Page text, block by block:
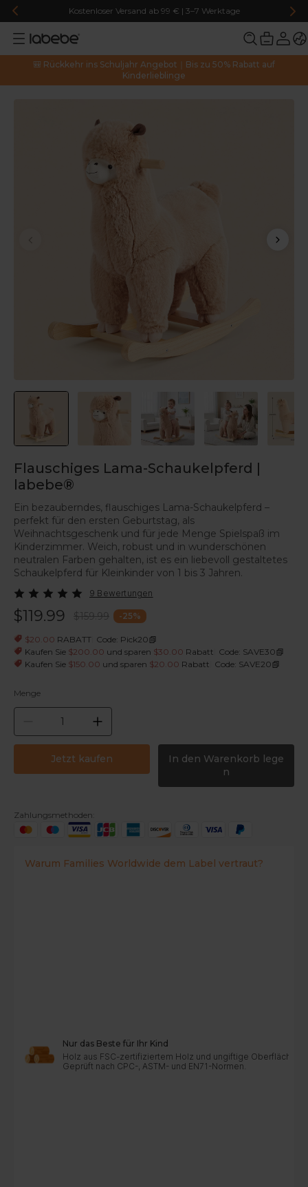
Kostenloser Versand ab 99 € | 3–7 Werktage
🎒 Rückkehr ins Schuljahr Angebot｜Bis zu 50% Rabatt auf
Kinderlieblinge
Flauschiges Lama-Schaukelpferd |
labebe®
Ein bezauberndes, flauschiges Lama-Schaukelpferd –
perfekt für den ersten Geburtstag, als
Weihnachtsgeschenk und für jede Menge Spielspaß im
Kinderzimmer. Weich, robust und in wunderschönen
neutralen Farben gehalten, ist es ein liebevoll gestaltetes
Schaukelpferd für Kleinkinder von 1 bis 3 Jahren.
9 Bewertungen
-25%
$119.99 $159.99
$20.00 RABATT Code: Pick20
Kaufen Sie $200.00 und sparen $30.00 Rabatt Code: SAVE30
Kaufen Sie $150.00 und sparen $20.00 Rabatt Code: SAVE20
Menge
Jetzt kaufen
In den Warenkorb lege
n
Zahlungsmethoden:
Warum Families Worldwide dem Label vertraut?
Nur das Beste für Ihr Kind
Holz aus FSC-zertifiziertem Holz und ungiftige
Geprüft nach CPC-, ASTM- und EN71-Normen.